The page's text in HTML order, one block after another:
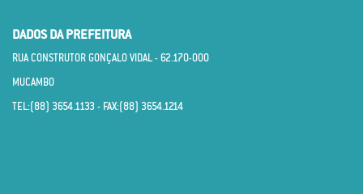
DADOS DA PREFEITURA
RUA CONSTRUTOR GONÇALO VIDAL - 62.170­-000
MUCAMBO
TEL:(88) 3654.1133 - FAX:(88) 3654.1214